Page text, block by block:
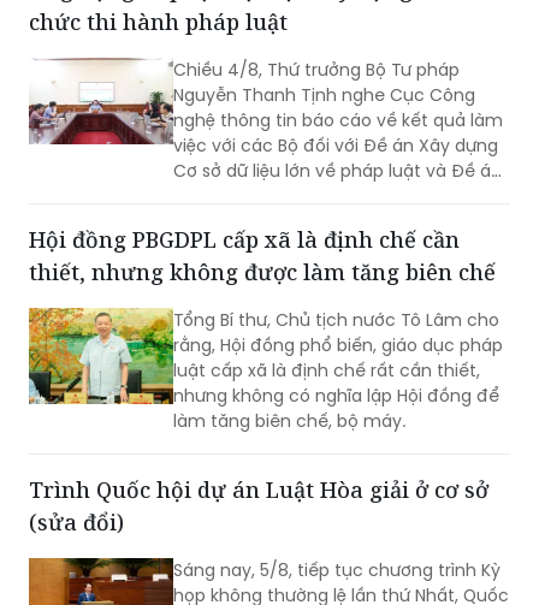
nền tảng thực sự thông minh, chủ
gia tăng cho công tác quản lý nhà
nước.
chức thi hành pháp luật
Chiều 4/8, Thứ trưởng Bộ Tư pháp
Nguyễn Thanh Tịnh nghe Cục Công
nghệ thông tin báo cáo về kết quả làm
việc với các Bộ đối với Đề án Xây dựng
Cơ sở dữ liệu lớn về pháp luật và Đề án
trình Thủ tướng Chính phủ.
Hội đồng PBGDPL cấp xã là định chế cần
thiết, nhưng không được làm tăng biên chế
Tổng Bí thư, Chủ tịch nước Tô Lâm cho
rằng, Hội đồng phổ biến, giáo dục pháp
luật cấp xã là định chế rất cần thiết,
nhưng không có nghĩa lập Hội đồng để
làm tăng biên chế, bộ máy.
Trình Quốc hội dự án Luật Hòa giải ở cơ sở
(sửa đổi)
Sáng nay, 5/8, tiếp tục chương trình Kỳ
họp không thường lệ lần thứ Nhất, Quốc